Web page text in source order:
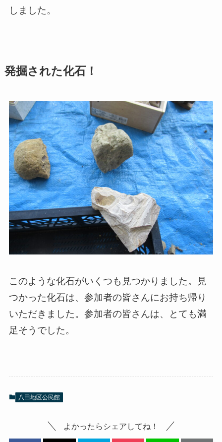
しました。
発掘された化石！
このような化石がいくつも見つかりました。見
つかった化石は、参加者の皆さんにお持ち帰り
いただきました。参加者の皆さんは、とても満
足そうでした。
八田地区公民館
よかったらシェアしてね！